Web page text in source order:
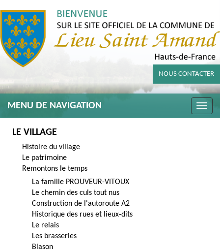
NOUS CONTACTER
Toggle
MENU DE NAVIGATION
LE VILLAGE
Histoire du village
Le patrimoine
Remontons le temps
La famille PROUVEUR-VITOUX
Le chemin des culs tout nus
Construction de l'autoroute A2
Historique des rues et lieux-dits
Le relais
Les brasseries
Blason